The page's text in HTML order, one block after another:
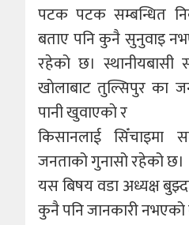
पटक पटक सम्बन्धित
बताए पनि कुनै सुनुवाइ
रहेको छ।
खाेलाबाट तुल्सिपुर का
पानी खुवाएकाे र
किसानलाई सिँचाइमा
जनताको गुनासो रहेको छ।
यस बिषय वडा अध्यक्ष
कुनै पनि जानकारी